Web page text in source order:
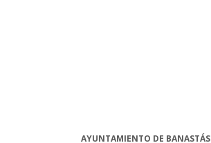
AYUNTAMIENTO DE BANASTÁS